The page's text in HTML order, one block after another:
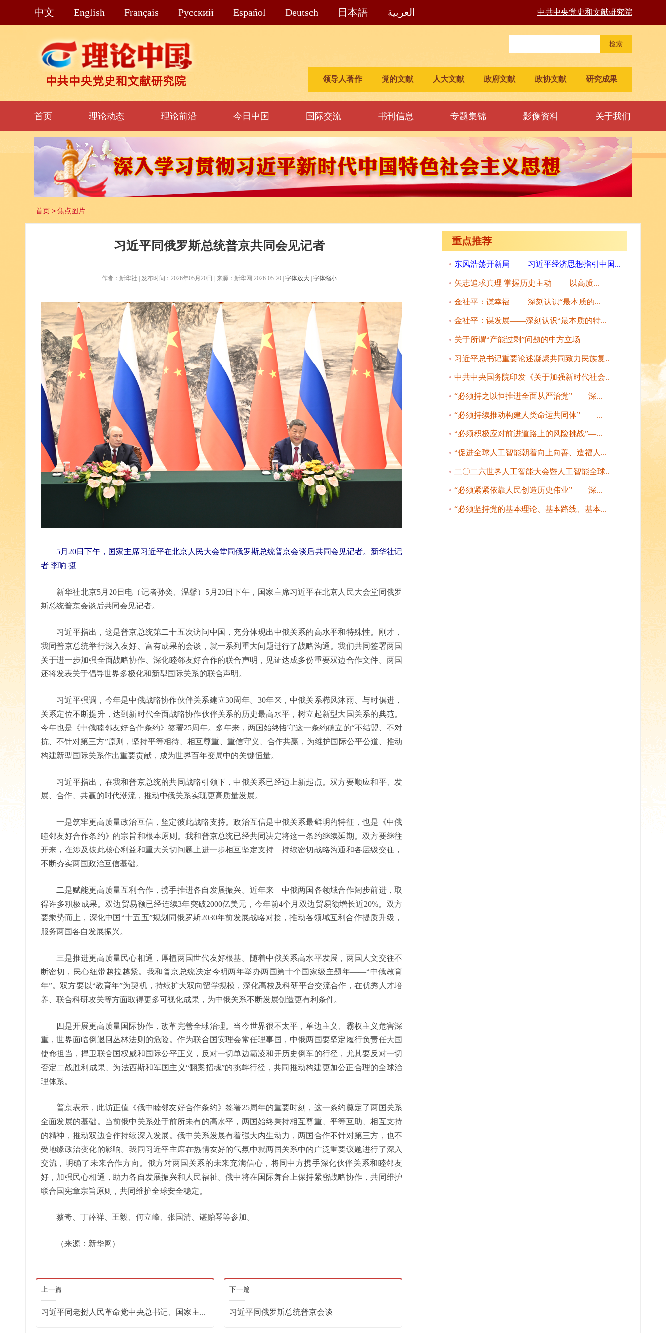
中文 English Français Pусский Español Deutsch 日本語 العربية 中共中央党史和文献研究院
检索
领导人著作 党的文献 人大文献 政府文献 政协文献 研究成果
首页 理论动态 理论前沿 今日中国 国际交流 书刊信息 专题集锦 影像资料 关于我们
首页 > 焦点图片
习近平同俄罗斯总统普京共同会见记者
作者：新华社 | 发布时间：2026年05月20日 | 来源：新华网 2026-05-20 | 字体放大| 字体缩小
5月20日下午，国家主席习近平在北京人民大会堂同俄罗斯总统普京会谈后共同会见记者。新华社记
者 李响 摄
新华社北京5月20日电（记者孙奕、温馨）5月20日下午，国家主席习近平在北京人民大会堂同俄罗
斯总统普京会谈后共同会见记者。
习近平指出，这是普京总统第二十五次访问中国，充分体现出中俄关系的高水平和特殊性。刚才，
我同普京总统举行深入友好、富有成果的会谈，就一系列重大问题进行了战略沟通。我们共同签署两国
关于进一步加强全面战略协作、深化睦邻友好合作的联合声明，见证达成多份重要双边合作文件。两国
还将发表关于倡导世界多极化和新型国际关系的联合声明。
习近平强调，今年是中俄战略协作伙伴关系建立30周年。30年来，中俄关系栉风沐雨、与时俱进，
关系定位不断提升，达到新时代全面战略协作伙伴关系的历史最高水平，树立起新型大国关系的典范。
今年也是《中俄睦邻友好合作条约》签署25周年。多年来，两国始终恪守这一条约确立的“不结盟、不对
抗、不针对第三方”原则，坚持平等相待、相互尊重、重信守义、合作共赢，为维护国际公平公道、推动
构建新型国际关系作出重要贡献，成为世界百年变局中的关键恒量。
习近平指出，在我和普京总统的共同战略引领下，中俄关系已经迈上新起点。双方要顺应和平、发
展、合作、共赢的时代潮流，推动中俄关系实现更高质量发展。
一是筑牢更高质量政治互信，坚定彼此战略支持。政治互信是中俄关系最鲜明的特征，也是《中俄
睦邻友好合作条约》的宗旨和根本原则。我和普京总统已经共同决定将这一条约继续延期。双方要继往
开来，在涉及彼此核心利益和重大关切问题上进一步相互坚定支持，持续密切战略沟通和各层级交往，
不断夯实两国政治互信基础。
二是赋能更高质量互利合作，携手推进各自发展振兴。近年来，中俄两国各领域合作阔步前进，取
得许多积极成果。双边贸易额已经连续3年突破2000亿美元，今年前4个月双边贸易额增长近20%。双方
要乘势而上，深化中国“十五五”规划同俄罗斯2030年前发展战略对接，推动各领域互利合作提质升级，
服务两国各自发展振兴。
三是推进更高质量民心相通，厚植两国世代友好根基。随着中俄关系高水平发展，两国人文交往不
断密切，民心纽带越拉越紧。我和普京总统决定今明两年举办两国第十个国家级主题年——“中俄教育
年”。双方要以“教育年”为契机，持续扩大双向留学规模，深化高校及科研平台交流合作，在优秀人才培
养、联合科研攻关等方面取得更多可视化成果，为中俄关系不断发展创造更有利条件。
四是开展更高质量国际协作，改革完善全球治理。当今世界很不太平，单边主义、霸权主义危害深
重，世界面临倒退回丛林法则的危险。作为联合国安理会常任理事国，中俄两国要坚定履行负责任大国
使命担当，捍卫联合国权威和国际公平正义，反对一切单边霸凌和开历史倒车的行径，尤其要反对一切
否定二战胜利成果、为法西斯和军国主义“翻案招魂”的挑衅行径，共同推动构建更加公正合理的全球治
理体系。
普京表示，此访正值《俄中睦邻友好合作条约》签署25周年的重要时刻，这一条约奠定了两国关系
全面发展的基础。当前俄中关系处于前所未有的高水平，两国始终秉持相互尊重、平等互助、相互支持
的精神，推动双边合作持续深入发展。俄中关系发展有着强大内生动力，两国合作不针对第三方，也不
受地缘政治变化的影响。我同习近平主席在热情友好的气氛中就两国关系中的广泛重要议题进行了深入
交流，明确了未来合作方向。俄方对两国关系的未来充满信心，将同中方携手深化伙伴关系和睦邻友
好，加强民心相通，助力各自发展振兴和人民福祉。俄中将在国际舞台上保持紧密战略协作，共同维护
联合国宪章宗旨原则，共同维护全球安全稳定。
蔡奇、丁薛祥、王毅、何立峰、张国清、谌贻琴等参加。
（来源：新华网）
上一篇
习近平同老挝人民革命党中央总书记、国家主...
下一篇
习近平同俄罗斯总统普京会谈
重点推荐
东风浩荡开新局 ——习近平经济思想指引中国...
矢志追求真理 掌握历史主动 ——以高质...
金社平：谋幸福 ——深刻认识“最本质的...
金社平：谋发展——深刻认识“最本质的特...
关于所谓“产能过剩”问题的中方立场
习近平总书记重要论述凝聚共同致力民族复...
中共中央国务院印发《关于加强新时代社会...
“必须持之以恒推进全面从严治党”——深...
“必须持续推动构建人类命运共同体”——...
“必须积极应对前进道路上的风险挑战”—...
“促进全球人工智能朝着向上向善、造福人...
二〇二六世界人工智能大会暨人工智能全球...
“必须紧紧依靠人民创造历史伟业”——深...
“必须坚持党的基本理论、基本路线、基本...